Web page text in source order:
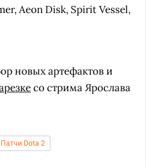
Aeon Disk, Spirit Vessel,
новых артефактов и
со стрима Ярослава
Патчи Dota 2